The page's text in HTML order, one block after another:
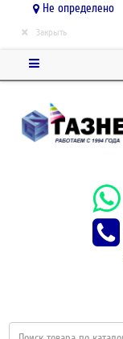
Не определено
× Закрыть